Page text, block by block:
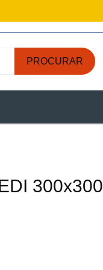
PROCURAR
300x300